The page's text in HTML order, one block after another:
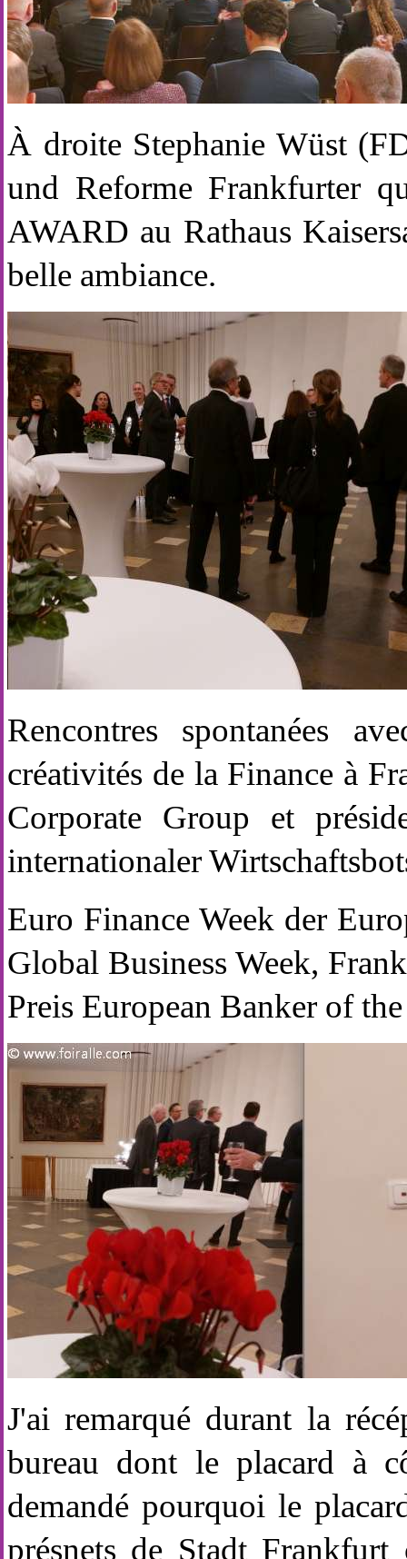
À droite Stephanie Wüst
und Reforme Frankfurter
AWARD au Rathaus
belle ambiance.
Rencontres spontanées
créativités de la Finance à
Corporate Group et
internationaler
Euro Finance Week der
Global Business Week,
Preis European Banker of
J'ai remarqué durant la
bureau dont le placard à
demandé pourquoi le
présnets de Stadt